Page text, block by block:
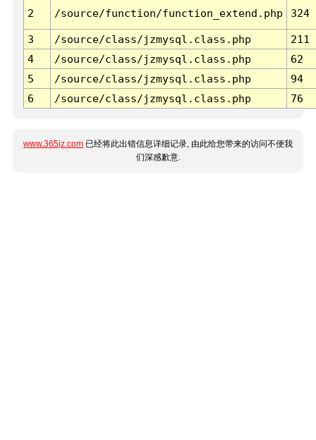
2 /source/function/function_extend.php 324
3 /source/class/jzmysql.class.php
211
4
/source/class/jzmysql.class.php
62
5
/source/class/jzmysql.class.php
94
6
/source/class/jzmysql.class.php 76
www.365jz.com 已经将此出错信息详细记录, 由此给您带来的访问不便我
们深感歉意.